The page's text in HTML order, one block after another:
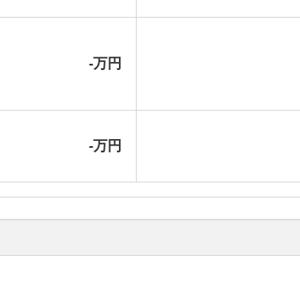
-万円
-万円